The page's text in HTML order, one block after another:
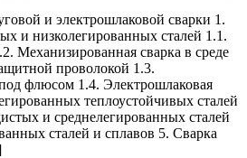
и электрошлаковой сварки 1.
и низколегированных сталей 1.1.
Механизированная сварка в среде
проволокой 1.3.
флюсом 1.4. Электрошлаковая
теплоустойчивых сталей
и среднелегированных сталей
сталей и сплавов 5. Сварка